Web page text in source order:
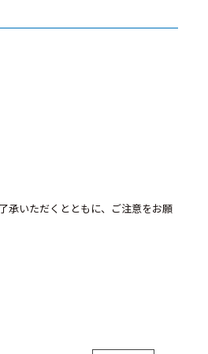
承いただくとともに、ご注意をお願